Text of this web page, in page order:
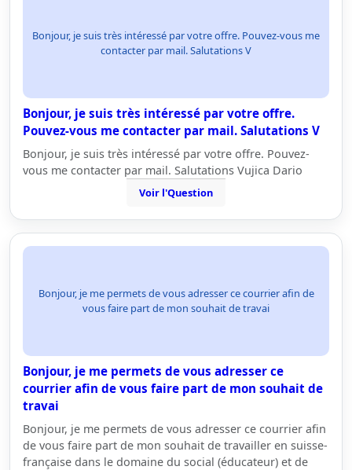
Bonjour, je suis très intéressé par votre offre. Pouvez-vous me
contacter par mail. Salutations V
Bonjour, je suis très intéressé par votre offre.
Pouvez-vous me contacter par mail. Salutations V
Bonjour, je suis très intéressé par votre offre. Pouvez-
vous me contacter par mail. Salutations Vujica Dario
Voir l'Question
Bonjour, je me permets de vous adresser ce courrier afin de
vous faire part de mon souhait de travai
Bonjour, je me permets de vous adresser ce
courrier afin de vous faire part de mon souhait de
travai
Bonjour, je me permets de vous adresser ce courrier afin
de vous faire part de mon souhait de travailler en suisse-
française dans le domaine du social (éducateur) et de